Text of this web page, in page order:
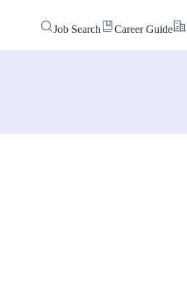
Job Search Career Guide